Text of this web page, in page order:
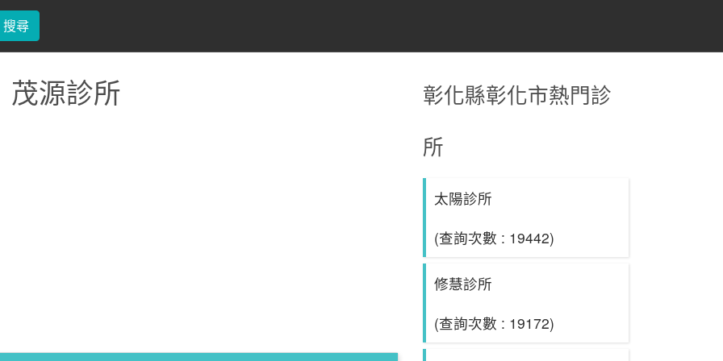
搜尋
茂源診所
彰化縣彰化市熱門診
所
太陽診所
(查詢次數 : 19442)
修慧診所
(查詢次數 : 19172)